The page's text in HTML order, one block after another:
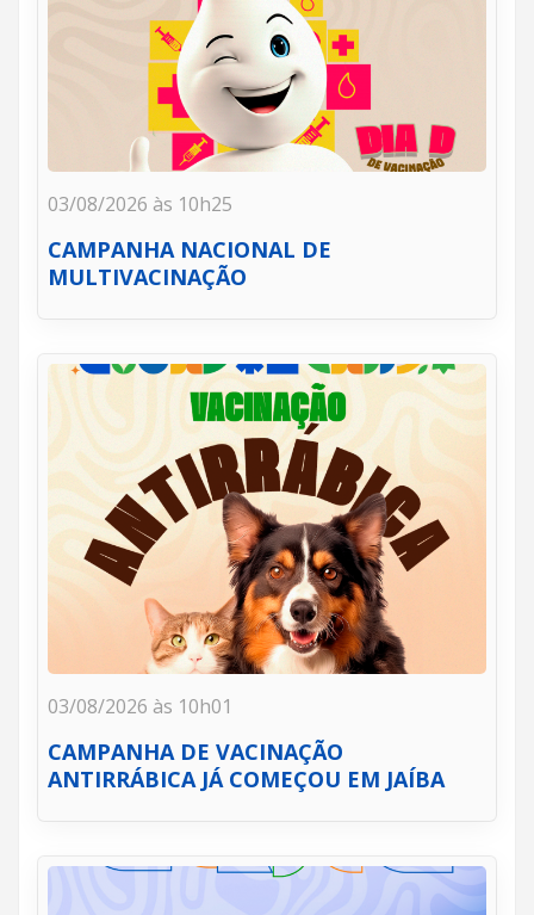
03/08/2026 às 10h25
CAMPANHA NACIONAL DE
MULTIVACINAÇÃO
03/08/2026 às 10h01
CAMPANHA DE VACINAÇÃO
ANTIRRÁBICA JÁ COMEÇOU EM JAÍBA